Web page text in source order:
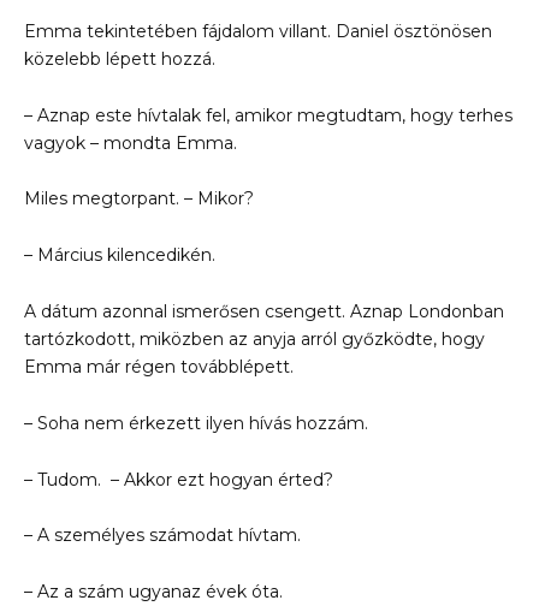
Emma tekintetében fájdalom villant. Daniel ösztönösen
közelebb lépett hozzá.
– Aznap este hívtalak fel, amikor megtudtam, hogy terhes
vagyok – mondta Emma.
Miles megtorpant. – Mikor?
– Március kilencedikén.
A dátum azonnal ismerősen csengett. Aznap Londonban
tartózkodott, miközben az anyja arról győzködte, hogy
Emma már régen továbblépett.
– Soha nem érkezett ilyen hívás hozzám.
– Tudom. – Akkor ezt hogyan érted?
– A személyes számodat hívtam.
– Az a szám ugyanaz évek óta.